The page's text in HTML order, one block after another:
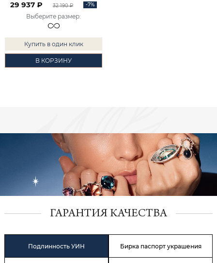
29 937 ₽ 32 190 ₽ -7%
Выберите размер:
Купить в один клик
В КОРЗИНУ
ГАРАНТИЯ КАЧЕСТВА
Подлинность УИН Бирка паспорт украшения